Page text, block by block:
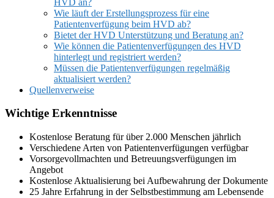
Wie läuft der Erstellungsprozess für eine
Patientenverfügung beim HVD ab?
Bietet der HVD Unterstützung und Beratung an?
Wie können die Patientenverfügungen des HVD
hinterlegt und registriert werden?
Müssen die Patientenverfügungen regelmäßig
aktualisiert werden?
Quellenverweise
Wichtige Erkenntnisse
Kostenlose Beratung für über 2.000 Menschen jährlich
Verschiedene Arten von Patientenverfügungen verfügbar
Vorsorgevollmachten und Betreuungsverfügungen im
Angebot
Kostenlose Aktualisierung bei Aufbewahrung der Dokumente
25 Jahre Erfahrung in der Selbstbestimmung am Lebensende